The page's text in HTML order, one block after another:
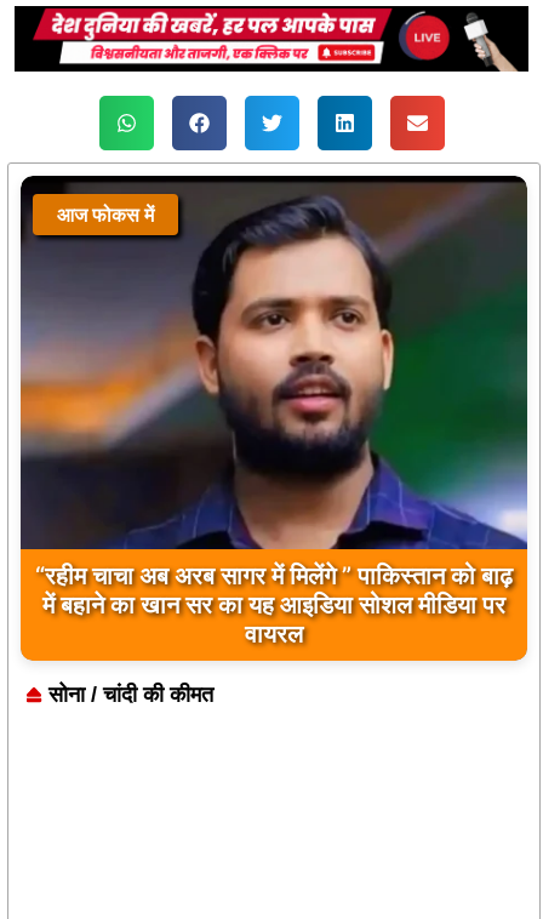
आज फोकस में
“रहीम चाचा अब अरब सागर में मिलेंगे ” पाकिस्तान को बाढ़
में बहाने का खान सर का यह आइडिया सोशल मीडिया पर
वायरल
सोना / चांदी की कीमत